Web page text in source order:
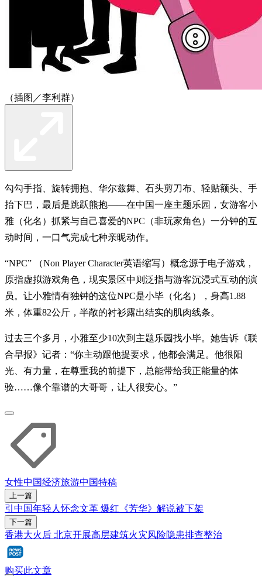
（插图／李利群）
勾勾手指、旋转拥抱、华尔兹舞、石头剪刀布、轻贴额头、手
抬下巴，最后是跳跃熊抱——在中国一座主题乐园，女游客小
雅（化名）抓紧与自己喜爱的NPC（非玩家角色）一分钟的互
动时间，一口气完成七种亲昵动作。
“NPC” （Non Player Character英语缩写）概念源于电子游戏，
原指虚拟游戏角色，现实景区中则泛指与游客沉浸式互动的演
员。让小雅情有独钟的这位NPC是小毕（化名），身高1.88
米，体重82公斤，半敞的衬衫露出结实的肌肉线条。
过去三个多月，小雅至少10次到主题乐园找小毕。她告诉《联
合早报》记者：“你主动跟他提要求，他都会满足。他很阳
光、有力量，在尊重我的前提下，总能带给我正能量的体
验……像个靠谱的大哥哥，让人很安心。”
女性中国经济旅游中国特稿
上一篇
引中国年轻人怀念文革 爆红《芳华》解说被下架
下一篇
香港大火后 北京开展高层建筑火灾风险隐患排查整治
购买此文章